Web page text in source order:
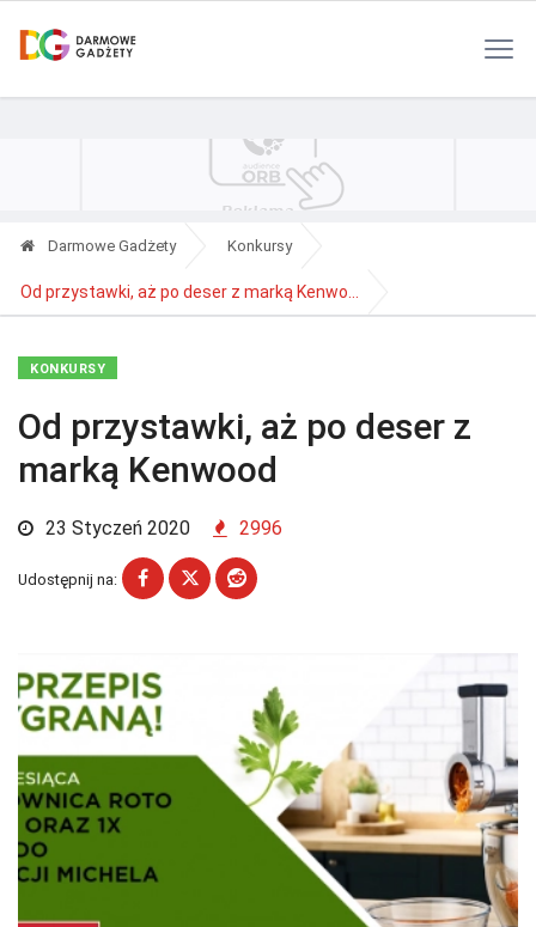
Darmowe Gadżety Konkursy
Od przystawki, aż po deser z marką Kenwo...
KONKURSY
Od przystawki, aż po deser z
marką Kenwood
23 Styczeń 2020 2996
Udostępnij na: